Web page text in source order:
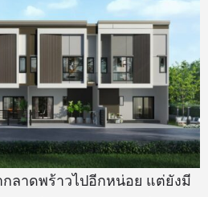
ลาดพร้าวไปอีกหน่อย แต่ยังมี